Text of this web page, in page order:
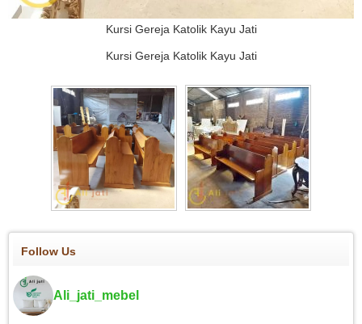
Kursi Gereja Katolik Kayu Jati
Kursi Gereja Katolik Kayu Jati
Follow Us
Ali_jati_mebel